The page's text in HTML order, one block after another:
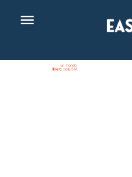
In collaborazione con